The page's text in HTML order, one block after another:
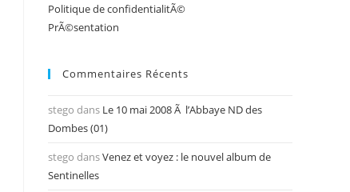
Politique de confidentialitÃ©
PrÃ©sentation
Commentaires Récents
stego dans Le 10 mai 2008 Ã l’Abbaye ND des
Dombes (01)
stego dansVenez et voyez : le nouvel album de
Sentinelles